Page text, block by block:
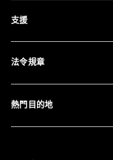
支援
法令規章
熱門目的地